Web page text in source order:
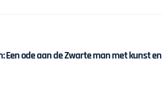
Een ode aan de Zwarte man met kunst en